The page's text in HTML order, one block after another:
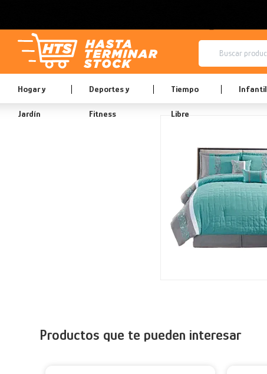
Hogar y
Jardín
Deportes y
Fitness
Tiempo
Libre
Infantil
Productos que te pueden interesar